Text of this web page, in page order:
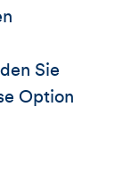
Sie
Option